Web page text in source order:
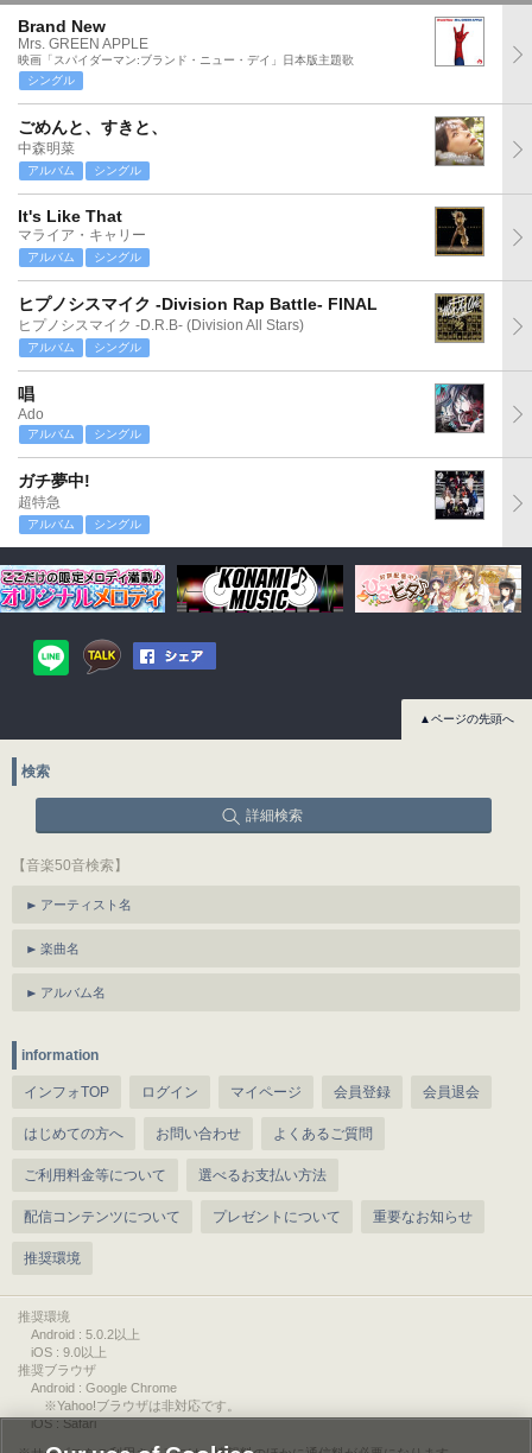
Brand New
Mrs. GREEN APPLE
映画「スパイダーマン:ブランド・ニュー・デイ」日本版主題歌
シングル
ごめんと、すきと、
中森明菜
アルバム シングル
It's Like That
マライア・キャリー
アルバム シングル
ヒプノシスマイク -Division Rap Battle- FINAL
ヒプノシスマイク -D.R.B- (Division All Stars)
アルバム シングル
唱
Ado
アルバム シングル
ガチ夢中!
超特急
アルバム シングル
▲ページの先頭へ
検索
詳細検索
【音楽50音検索】
アーティスト名
楽曲名
アルバム名
information
インフォTOP ログイン マイページ 会員登録 会員退会
はじめての方へ お問い合わせ よくあるご質問
ご利用料金等について 選べるお支払い方法
配信コンテンツについて プレゼントについて 重要なお知らせ
推奨環境
推奨環境
Android : 5.0.2以上
iOS : 9.0以上
推奨ブラウザ
Android : Google Chrome
※Yahoo!ブラウザは非対応です。
iOS : Safari